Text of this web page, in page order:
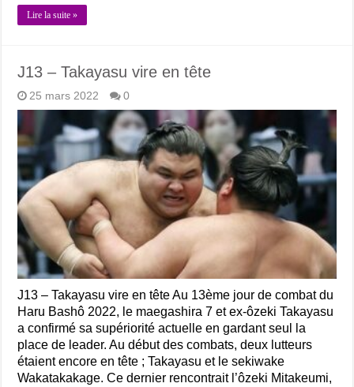
Lire la suite »
J13 – Takayasu vire en tête
25 mars 2022 0
J13 – Takayasu vire en tête Au 13ème jour de combat du
Haru Bashô 2022, le maegashira 7 et ex-ôzeki Takayasu
a confirmé sa supériorité actuelle en gardant seul la
place de leader. Au début des combats, deux lutteurs
étaient encore en tête ; Takayasu et le sekiwake
Wakatakakage. Ce dernier rencontrait l’ôzeki Mitakeumi,